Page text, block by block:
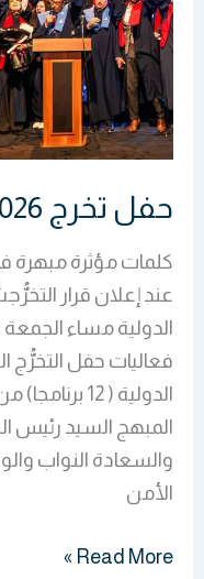
حفل تخرج 2026
كلمات مؤثرة مبهرة
عند إعلان قرار
فعاليات حفل التخرُّج
الدولية (
المبهج السيد رئيس
والسعادة النواب
الأمن
Read More »